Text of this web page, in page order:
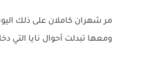
مر شهران كاملان على ذلك
ومعها تبدلت أحوال نايا التي